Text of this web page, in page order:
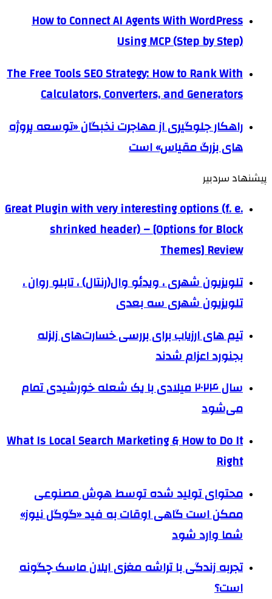
How to Connect AI Agents With WordPress
Using MCP (Step by Step)
The Free Tools SEO Strategy: How to Rank With
Calculators, Converters, and Generators
راهکار جلوگیری از مهاجرت نخبگان «توسعه پروژه
های بزرگ مقیاس» است
پیشنهاد سردبیر
Great Plugin with very interesting options (f. e.
shrinked header) – [Options for Block
Themes] Review
تلویزیون شهری ، ویدئو وال(رنتال) ، تابلو روان ،
تلویزیون شهری سه بعدی
تیم های ارزیاب برای بررسی خسارت‌های زلزله
بجنورد اعزام شدند
سال ۲۰۲۴ میلادی با یک شعله خورشیدی تمام
می‌شود
What Is Local Search Marketing & How to Do It
Right
محتوای تولید شده توسط هوش مصنوعی
ممکن است گاهی اوقات به فید «گوگل نیوز»
شما وارد شود
تجربه زندگی با تراشه مغزی ایلان ماسک چگونه
است؟